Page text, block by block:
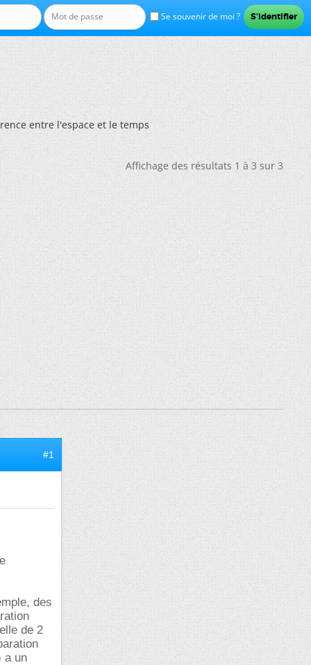
Se souvenir de moi ?
entre l'espace et le temps
Affichage des résultats 1 à 3 sur 3
#1
des
de 2
a un